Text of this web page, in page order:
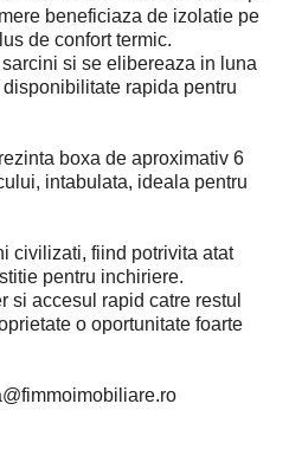
beneficiaza de izolatie pe
de confort termic.
si se elibereaza in luna
rapida pentru
boxa de aproximativ 6
intabulata, ideala pentru
civilizati, fiind potrivita atat
pentru inchiriere.
si accesul rapid catre restul
o oportunitate foarte